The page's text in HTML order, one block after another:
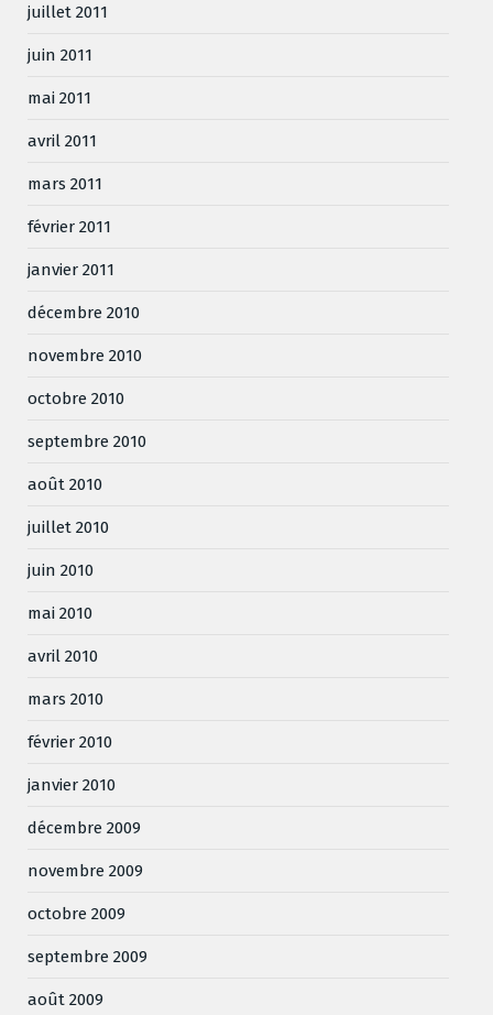
juillet 2011
juin 2011
mai 2011
avril 2011
mars 2011
février 2011
janvier 2011
décembre 2010
novembre 2010
octobre 2010
septembre 2010
août 2010
juillet 2010
juin 2010
mai 2010
avril 2010
mars 2010
février 2010
janvier 2010
décembre 2009
novembre 2009
octobre 2009
septembre 2009
août 2009